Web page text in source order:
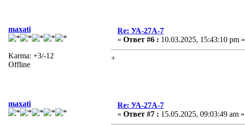
maxati
Karma: +3/-12
Offline
Re: УА-27А-7
« Ответ #6 : 10.03.2025, 15:43:10 pm »
+
maxati
Re: УА-27А-7
« Ответ #7 : 15.05.2025, 09:03:49 am »